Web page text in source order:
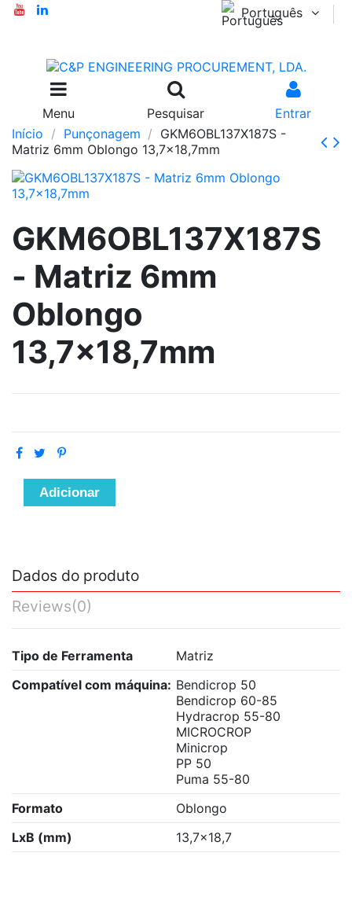
Português
Menu Pesquisar
Entrar
Início
Punçonagem
GKM6OBL137X187S -
Matriz 6mm Oblongo 13,7x18,7mm
GKM6OBL137X187S
- Matriz 6mm
Oblongo
13,7x18,7mm
Adicionar
Dados do produto
Reviews(0)
Tipo de Ferramenta
Matriz
Compatível com máquina: Bendicrop 50
Bendicrop 60-85
Hydracrop 55-80
MICROCROP
Minicrop
PP 50
Puma 55-80
Formato
Oblongo
LxB (mm)
13,7x18,7